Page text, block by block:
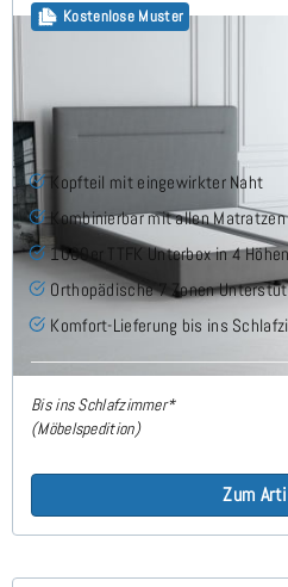
Kostenlose Muster
Horizon Boxspringbett
Kopfteil mit eingewirkter Naht
Kombinierbar mit allen Matratzen
1000er TTFK Unterbox in 4
Orthopädische 7 Zonen
Komfort-Lieferung bis ins
Bis ins Schlafzimmer*
(Möbelspedition)
Zum